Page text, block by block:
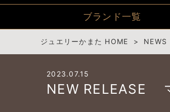
e
v
a
ブランド一覧
ジュエリーかまた HOME NEWS
2023.07.15
NEW RELEASE